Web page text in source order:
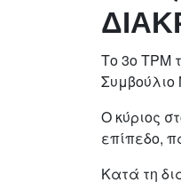
Το 3ο TPM
Συμβούλιο
Ο κύριος
επίπεδο,
Κατά τη